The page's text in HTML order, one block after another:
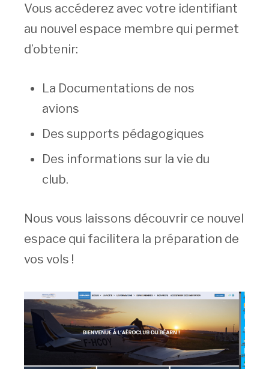
Vous accéderez avec votre identifiant
au nouvel espace membre qui permet
d’obtenir:
La Documentations de nos
avions
Des supports pédagogiques
Des informations sur la vie du
club.
Nous vous laissons découvrir ce nouvel
espace qui facilitera la préparation de
vos vols !